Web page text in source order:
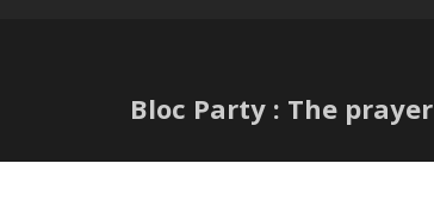
Bloc Party : The prayer